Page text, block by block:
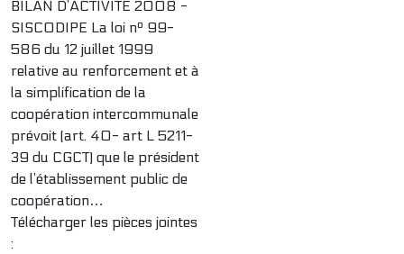
BILAN D’ACTIVITE 2008 -
SISCODIPE La loi nº 99-
586 du 12 juillet 1999
relative au renforcement et à
la simplification de la
coopération intercommunale
prévoit (art. 40- art L 5211-
39 du CGCT) que le président
de l’établissement public de
coopération…
Télécharger les pièces jointes
: